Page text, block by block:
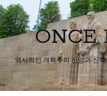
ONCE
역사적인 개혁주의 신앙과 신